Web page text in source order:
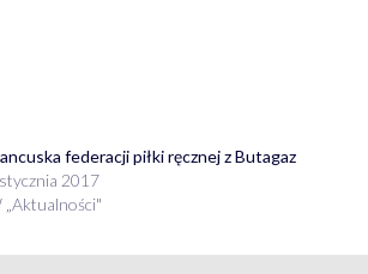
federacji piłki ręcznej z Butagaz
2017
„Aktualności"